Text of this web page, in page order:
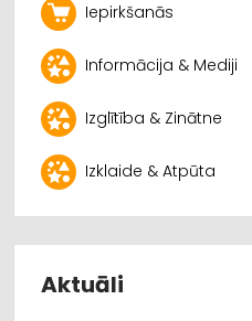
Iepirkšanās
Informācija & Mediji
Izglītība & Zinātne
Izklaide & Atpūta
Aktuāli